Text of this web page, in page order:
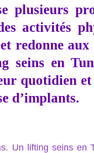
plusieurs
activités
redonne
en
quotidien
d’implants.
Un lifting seins en